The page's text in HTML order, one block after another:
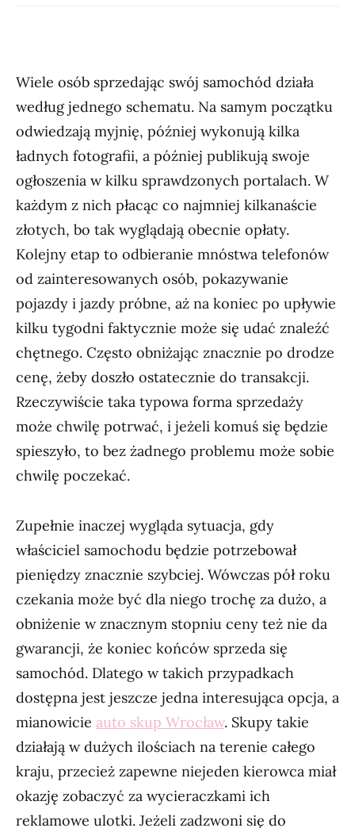
Wiele osób sprzedając swój samochód działa
według jednego schematu. Na samym początku
odwiedzają myjnię, później wykonują kilka
ładnych fotografii, a później publikują swoje
ogłoszenia w kilku sprawdzonych portalach. W
każdym z nich płacąc co najmniej kilkanaście
złotych, bo tak wyglądają obecnie opłaty.
Kolejny etap to odbieranie mnóstwa telefonów
od zainteresowanych osób, pokazywanie
pojazdy i jazdy próbne, aż na koniec po upływie
kilku tygodni faktycznie może się udać znaleźć
chętnego. Często obniżając znacznie po drodze
cenę, żeby doszło ostatecznie do transakcji.
Rzeczywiście taka typowa forma sprzedaży
może chwilę potrwać, i jeżeli komuś się będzie
spieszyło, to bez żadnego problemu może sobie
chwilę poczekać.
Zupełnie inaczej wygląda sytuacja, gdy
właściciel samochodu będzie potrzebował
pieniędzy znacznie szybciej. Wówczas pół roku
czekania może być dla niego trochę za dużo, a
obniżenie w znacznym stopniu ceny też nie da
gwarancji, że koniec końców sprzeda się
samochód. Dlatego w takich przypadkach
dostępna jest jeszcze jedna interesująca opcja, a
mianowicie auto skup Wrocław. Skupy takie
działają w dużych ilościach na terenie całego
kraju, przecież zapewne niejeden kierowca miał
okazję zobaczyć za wycieraczkami ich
reklamowe ulotki. Jeżeli zadzwoni się do